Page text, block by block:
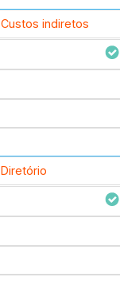
Custos indiretos
Diretório